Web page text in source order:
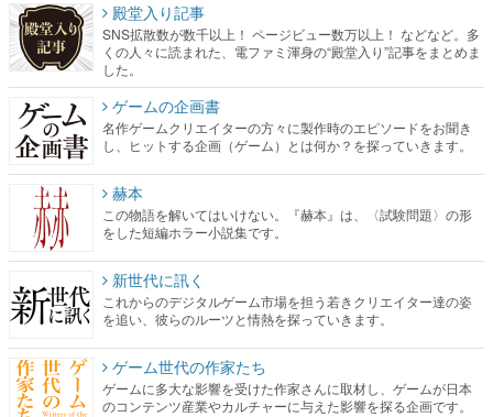
殿堂入り記事
SNS拡散数が数千以上！ ページビュー数万以上！ などなど。多
くの人々に読まれた、電ファミ渾身の“殿堂入り”記事をまとめま
した。
ゲームの企画書
名作ゲームクリエイターの方々に製作時のエピソードをお聞き
し、ヒットする企画（ゲーム）とは何か？を探っていきます。
赫本
この物語を解いてはいけない。『赫本』は、〈試験問題〉の形
をした短編ホラー小説集です。
新世代に訊く
これからのデジタルゲーム市場を担う若きクリエイター達の姿
を追い、彼らのルーツと情熱を探っていきます。
ゲーム世代の作家たち
ゲームに多大な影響を受けた作家さんに取材し、ゲームが日本
のコンテンツ産業やカルチャーに与えた影響を探る企画です。